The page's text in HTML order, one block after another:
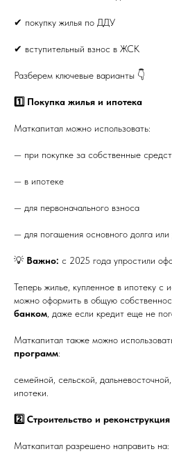
✔ покупку жилья по ДДУ
✔ вступительный взнос в ЖСК
Разберем ключевые варианты 👇
1️⃣ Покупка жилья и ипотека
Маткапитал можно использовать:
— при покупке за собственные
— в ипотеке
— для первоначального взноса
— для погашения основного долга
💡 Важно: с 2025 года упростили
Теперь жилье, купленное в ипотеку с
можно оформить в общую
банком, даже если кредит еще не
Маткапитал также можно
программ:
семейной, сельской,
ипотеки.
2️⃣ Строительство и
Маткапитал разрешено направить на: